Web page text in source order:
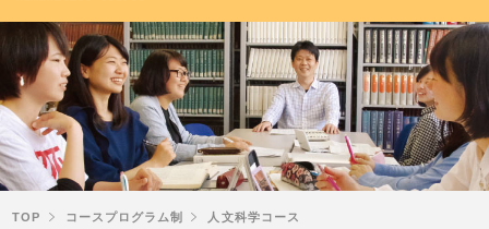
TOP コースプログラム制
人文科学コース